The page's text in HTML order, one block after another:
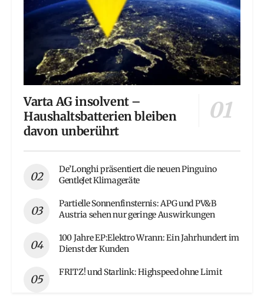
Varta AG insolvent –
Haushaltsbatterien bleiben
davon unberührt
De’Longhi präsentiert die neuen Pinguino
GentleJet Klimageräte
Partielle Sonnenfinsternis: APG und PV&B
Austria sehen nur geringe Auswirkungen
100 Jahre EP:Elektro Wrann: Ein Jahrhundert im
Dienst der Kunden
FRITZ! und Starlink: Highspeed ohne Limit